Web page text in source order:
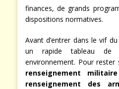
finances, de grands
dispositions normatives.
Avant d’entrer dans le vif
un rapide tableau
environnement. Pour rester
renseignement
renseignement des